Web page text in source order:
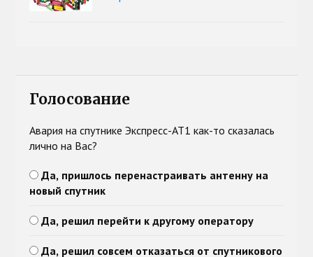
Голосование
Авария на спутнике Экспресс-АТ1 как-то сказалась
лично на Вас?
Да, пришлось перенастраивать антенну на
новый спутник
Да, решил перейти к другому оператору
Да, решил совсем отказаться от спутникового